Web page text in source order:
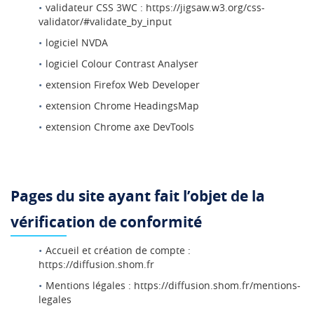
validateur CSS 3WC : https://jigsaw.w3.org/css-
validator/#validate_by_input
logiciel NVDA
logiciel Colour Contrast Analyser
extension Firefox Web Developer
extension Chrome HeadingsMap
extension Chrome axe DevTools
Pages du site ayant fait l’objet de la
vérification de conformité
Accueil et création de compte :
https://diffusion.shom.fr
Mentions légales : https://diffusion.shom.fr/mentions-
legales